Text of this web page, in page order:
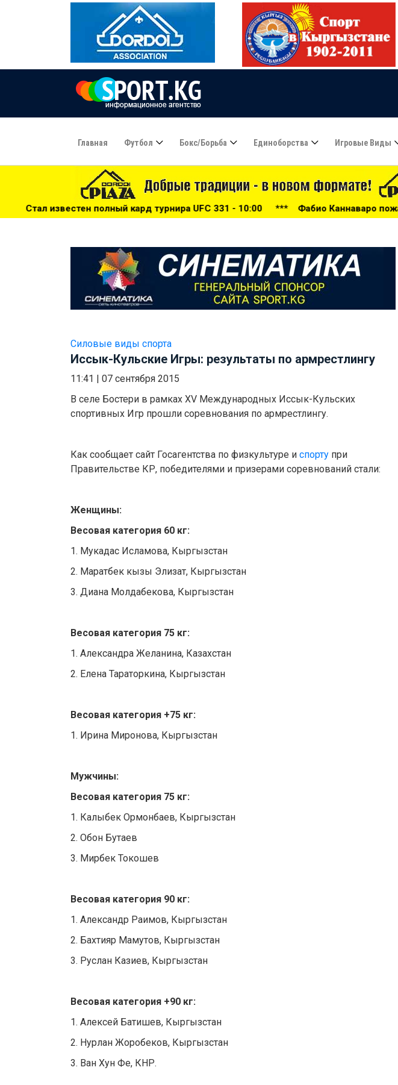
Главная Футбол Бокс/борьба Единоборства Игровые Виды
кард турнира UFC 331 - 10:00 ***Фабио Каннаваро пожаловался на «крота»
Силовые виды спорта
Иссык-Кульские Игры: результаты по армрестлингу
11:41
07 сентября 2015
В селе Бостери в рамках XV Международных Иссык-Кульских
спортивных Игр прошли соревнования по армрестлингу.
Как сообщает сайт Госагентства по физкультуре и спорту при
Правительстве КР, победителями и призерами соревнований стали:
Женщины:
Весовая категория 60 кг:
1. Мукадас Исламова, Кыргызстан
2. Маратбек кызы Элизат, Кыргызстан
3. Диана Молдабекова, Кыргызстан
Весовая категория 75 кг:
1. Александра Желанина, Казахстан
2. Елена Тараторкина, Кыргызстан
Весовая категория +75 кг:
1. Ирина Миронова, Кыргызстан
Мужчины:
Весовая категория 75 кг:
1. Калыбек Ормонбаев, Кыргызстан
2. Обон Бутаев
3. Мирбек Токошев
Весовая категория 90 кг:
1. Александр Раимов, Кыргызстан
2. Бахтияр Мамутов, Кыргызстан
3. Руслан Казиев, Кыргызстан
Весовая категория +90 кг:
1. Алексей Батишев, Кыргызстан
2. Нурлан Жоробеков, Кыргызстан
3. Ван Хун Фе, КНР.